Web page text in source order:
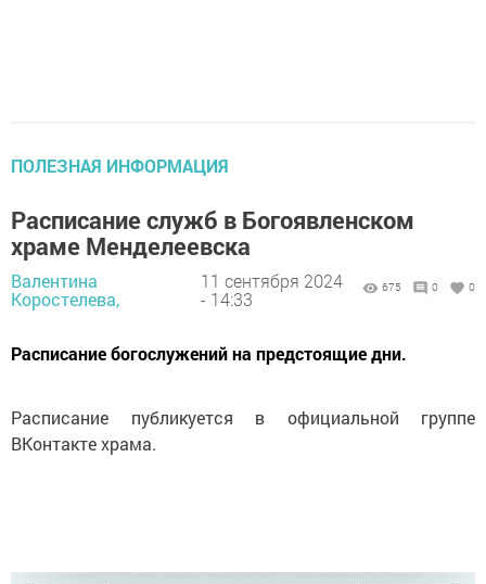
ПОЛЕЗНАЯ ИНФОРМАЦИЯ
Расписание служб в Богоявленском
храме Менделеевска
Валентина
Коростелева,
11 сентября 2024
- 14:33
675 0 0
Расписание богослужений на предстоящие дни.
Расписание публикуется в официальной группе
ВКонтакте храма.